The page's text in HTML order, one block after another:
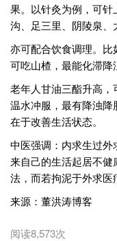
果。以针灸为例，可
沟、足三里、阴陵泉、
亦可配合饮食调理。
可吃山楂，最能化滞降
老年人甘油三酯升高，
温水冲服，最有降浊
在于改善生活状态。
中医强调：内求生过
来自己的生活起居不
法，而若拘泥于外求医
来源：董洪涛博客
阅读8,573次